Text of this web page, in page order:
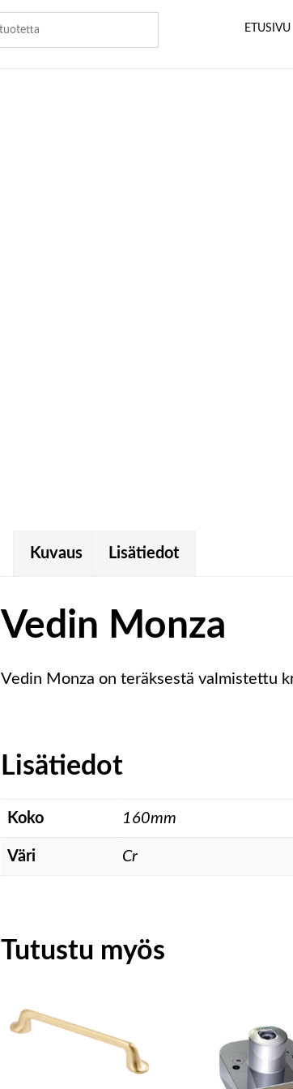
ETUSIVU
Kuvaus Lisätiedot
Vedin Monza
Vedin Monza on teräksestä valmistettu
Lisätiedot
Koko 160mm
Väri Cr
Tutustu myös